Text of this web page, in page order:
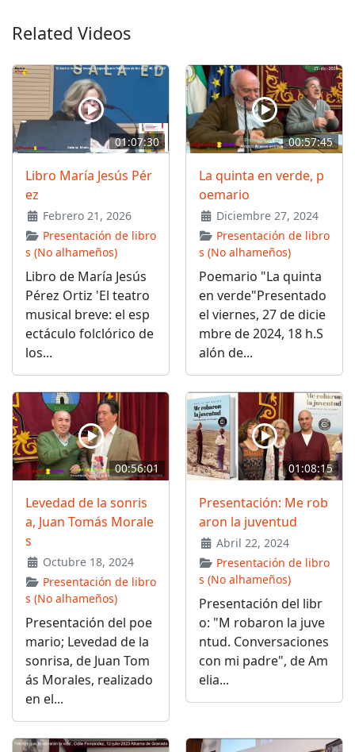
Related Videos
01:07:30
Libro María Jesús Pér
ez
Febrero 21, 2026
Presentación de libro
s (No alhameños)
Libro de María Jesús
Pérez Ortiz 'El teatro
musical breve: el esp
ectáculo folclórico de
los...
00:57:45
La quinta en verde, p
oemario
Diciembre 27, 2024
Presentación de libro
s (No alhameños)
Poemario "La quinta
en verde"Presentado
el viernes, 27 de dicie
mbre de 2024, 18 h.S
alón de...
00:56:01
Levedad de la sonris
a, Juan Tomás Morale
s
Octubre 18, 2024
Presentación de libro
s (No alhameños)
Presentación del poe
mario; Levedad de la
sonrisa, de Juan Tom
ás Morales, realizado
en el...
01:08:15
Presentación: Me rob
aron la juventud
Abril 22, 2024
Presentación de libro
s (No alhameños)
Presentación del libr
o: "M robaron la juve
ntud. Conversaciones
con mi padre", de Am
elia...